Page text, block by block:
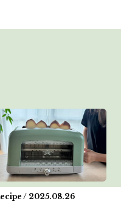
/ 2025.08.26